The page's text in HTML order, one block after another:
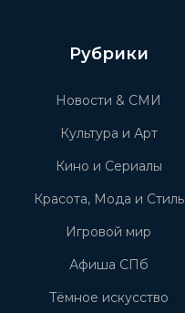
Рубрики
Новости & СМИ
Культура и Арт
Кино и Сериалы
Красота, Мода и Стиль
Игровой мир
Афиша СПб
Тёмное искусство